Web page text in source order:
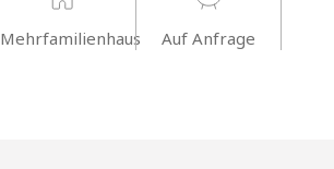
Mehrfamilienhaus Auf Anfrage